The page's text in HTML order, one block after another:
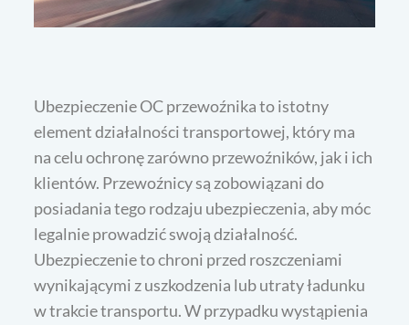
Ubezpieczenie OC przewoźnika to istotny
element działalności transportowej, który ma
na celu ochronę zarówno przewoźników, jak i ich
klientów. Przewoźnicy są zobowiązani do
posiadania tego rodzaju ubezpieczenia, aby móc
legalnie prowadzić swoją działalność.
Ubezpieczenie to chroni przed roszczeniami
wynikającymi z uszkodzenia lub utraty ładunku
w trakcie transportu. W przypadku wystąpienia